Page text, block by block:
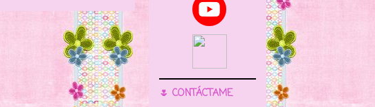
🌷 CONTÁCTAME